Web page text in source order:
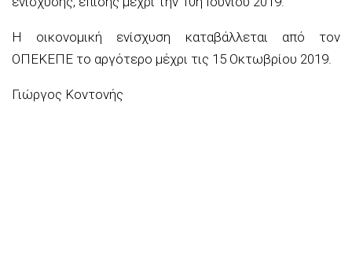
Η οικονομική ενίσχυση καταβάλλεται από τον
ΟΠΕΚΕΠΕ το αργότερο μέχρι τις 15 Οκτωβρίου 2019.
Γιώργος Κοντονής